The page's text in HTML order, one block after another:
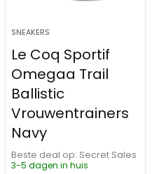
SNEAKERS
Le Coq Sportif
Omegaa Trail
Ballistic
Vrouwentrainers
Navy
Beste deal op:
Secret Sales
3-5 dagen in huis